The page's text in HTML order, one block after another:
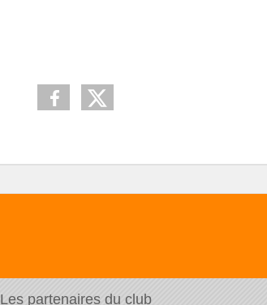
Les partenaires du club